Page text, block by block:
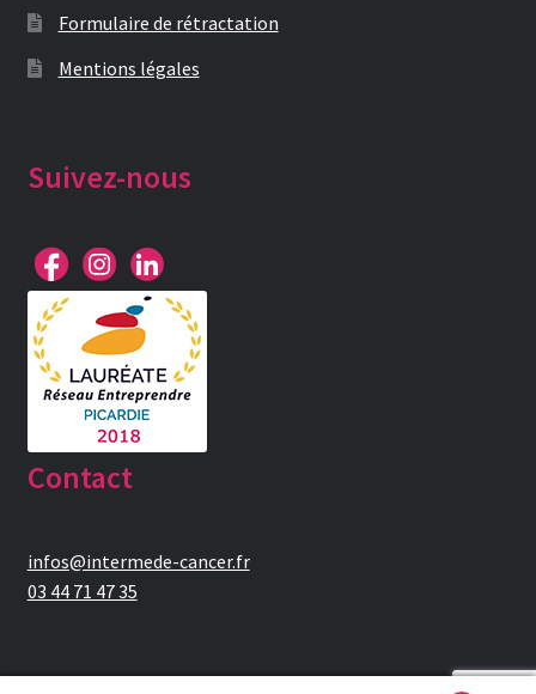
Formulaire de rétractation
Mentions légales
Suivez-nous
Contact
infos@intermede-cancer.fr
03 44 71 47 35